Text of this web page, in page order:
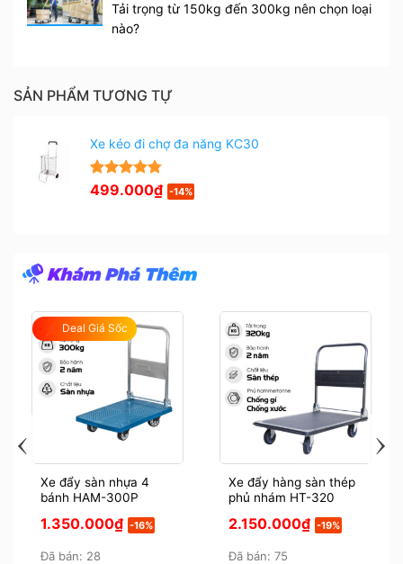
Tải trọng từ 150kg đến 300kg nên chọn loại
nào?
SẢN PHẨM TƯƠNG TỰ
Xe kéo đi chợ đa năng KC30
4.75trên 5
4
Giá
499.000₫Giá
499.000₫.
-14%
Deal Giá Sốc
Xe đẩy sàn nhựa 4
bánh HAM-300P
Giá
gốc
1.600.000₫.
1.350.000₫Giá
hiện
-16%
Đã bán: 28
Xe đẩy hàng sàn thép
phủ nhám HT-320
Giá
gốc
2.650.000₫.
2.150.000₫Giá
hiện
-19%
Đã bán: 75